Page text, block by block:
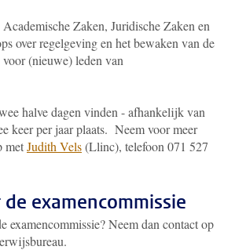
Zaken, Juridische Zaken en
over regelgeving en het bewaken van de
(nieuwe) leden van
halve dagen vinden - afhankelijk van
keer per jaar plaats. Neem voor meer
metJudith Vels(Llinc), telefoon 071 527
examencommissie
examencommissie? Neem dan contact op